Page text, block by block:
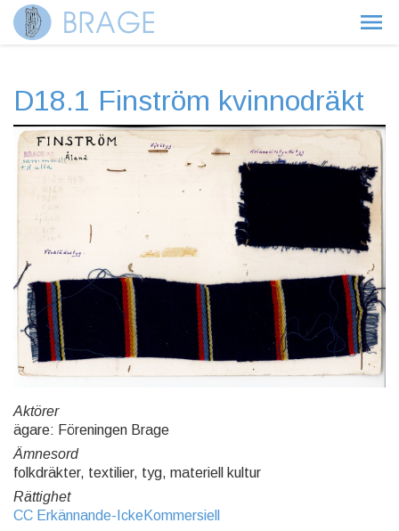
D18.1 Finström kvinnodräkt
Aktörer
ägare: Föreningen Brage
Ämnesord
folkdräkter, textilier, tyg, materiell kultur
Rättighet
CC Erkännande-IckeKommersiell